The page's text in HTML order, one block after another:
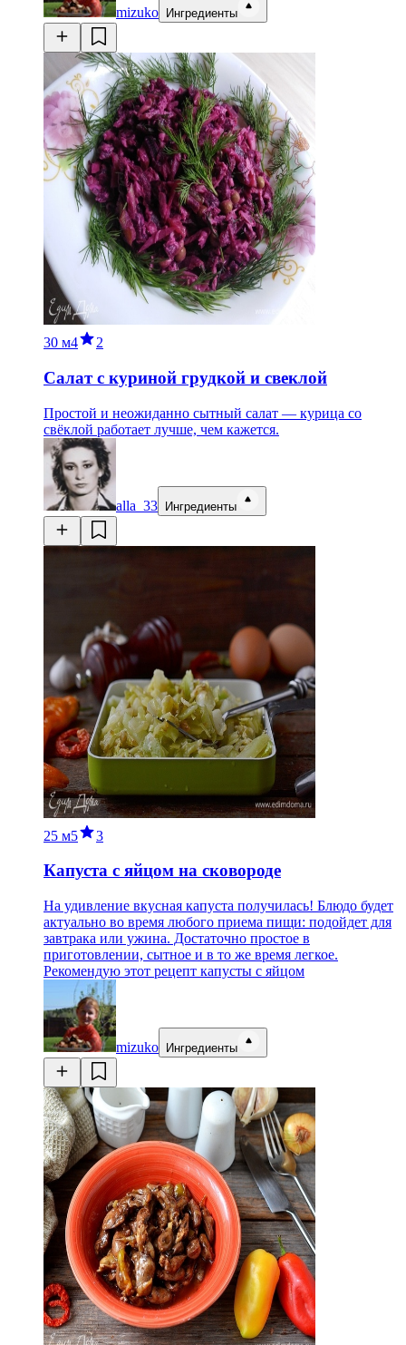
mizuko Ингредиенты
30 м4 2
Салат с куриной грудкой и свеклой
Простой и неожиданно сытный салат — курица со
свёклой работает лучше, чем кажется.
alla_33 Ингредиенты
25 м5 3
Капуста с яйцом на сковороде
На удивление вкусная капуста получилась! Блюдо будет
актуально во время любого приема пищи: подойдет для
завтрака или ужина. Достаточно простое в
приготовлении, сытное и в то же время легкое.
Рекомендую этот рецепт капусты с яйцом
mizuko Ингредиенты